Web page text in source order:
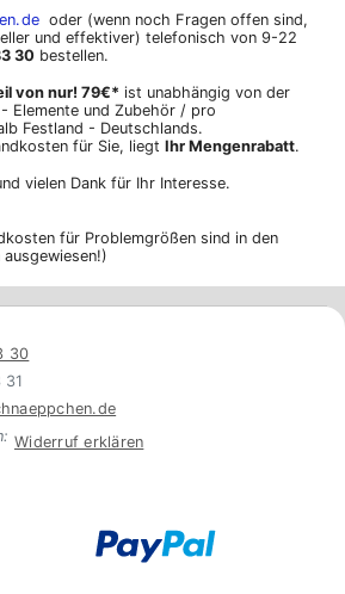
oder (wenn noch Fragen offen sind,
und effektiver) telefonisch von 9-22
30 bestellen.
von nur! 79€* ist unabhängig von der
Elemente und Zubehör / pro
Festland - Deutschlands.
für Sie, liegt Ihr Mengenrabatt.
vielen Dank für Ihr Interesse.
für Problemgrößen sind in den
30
Widerruf erklären